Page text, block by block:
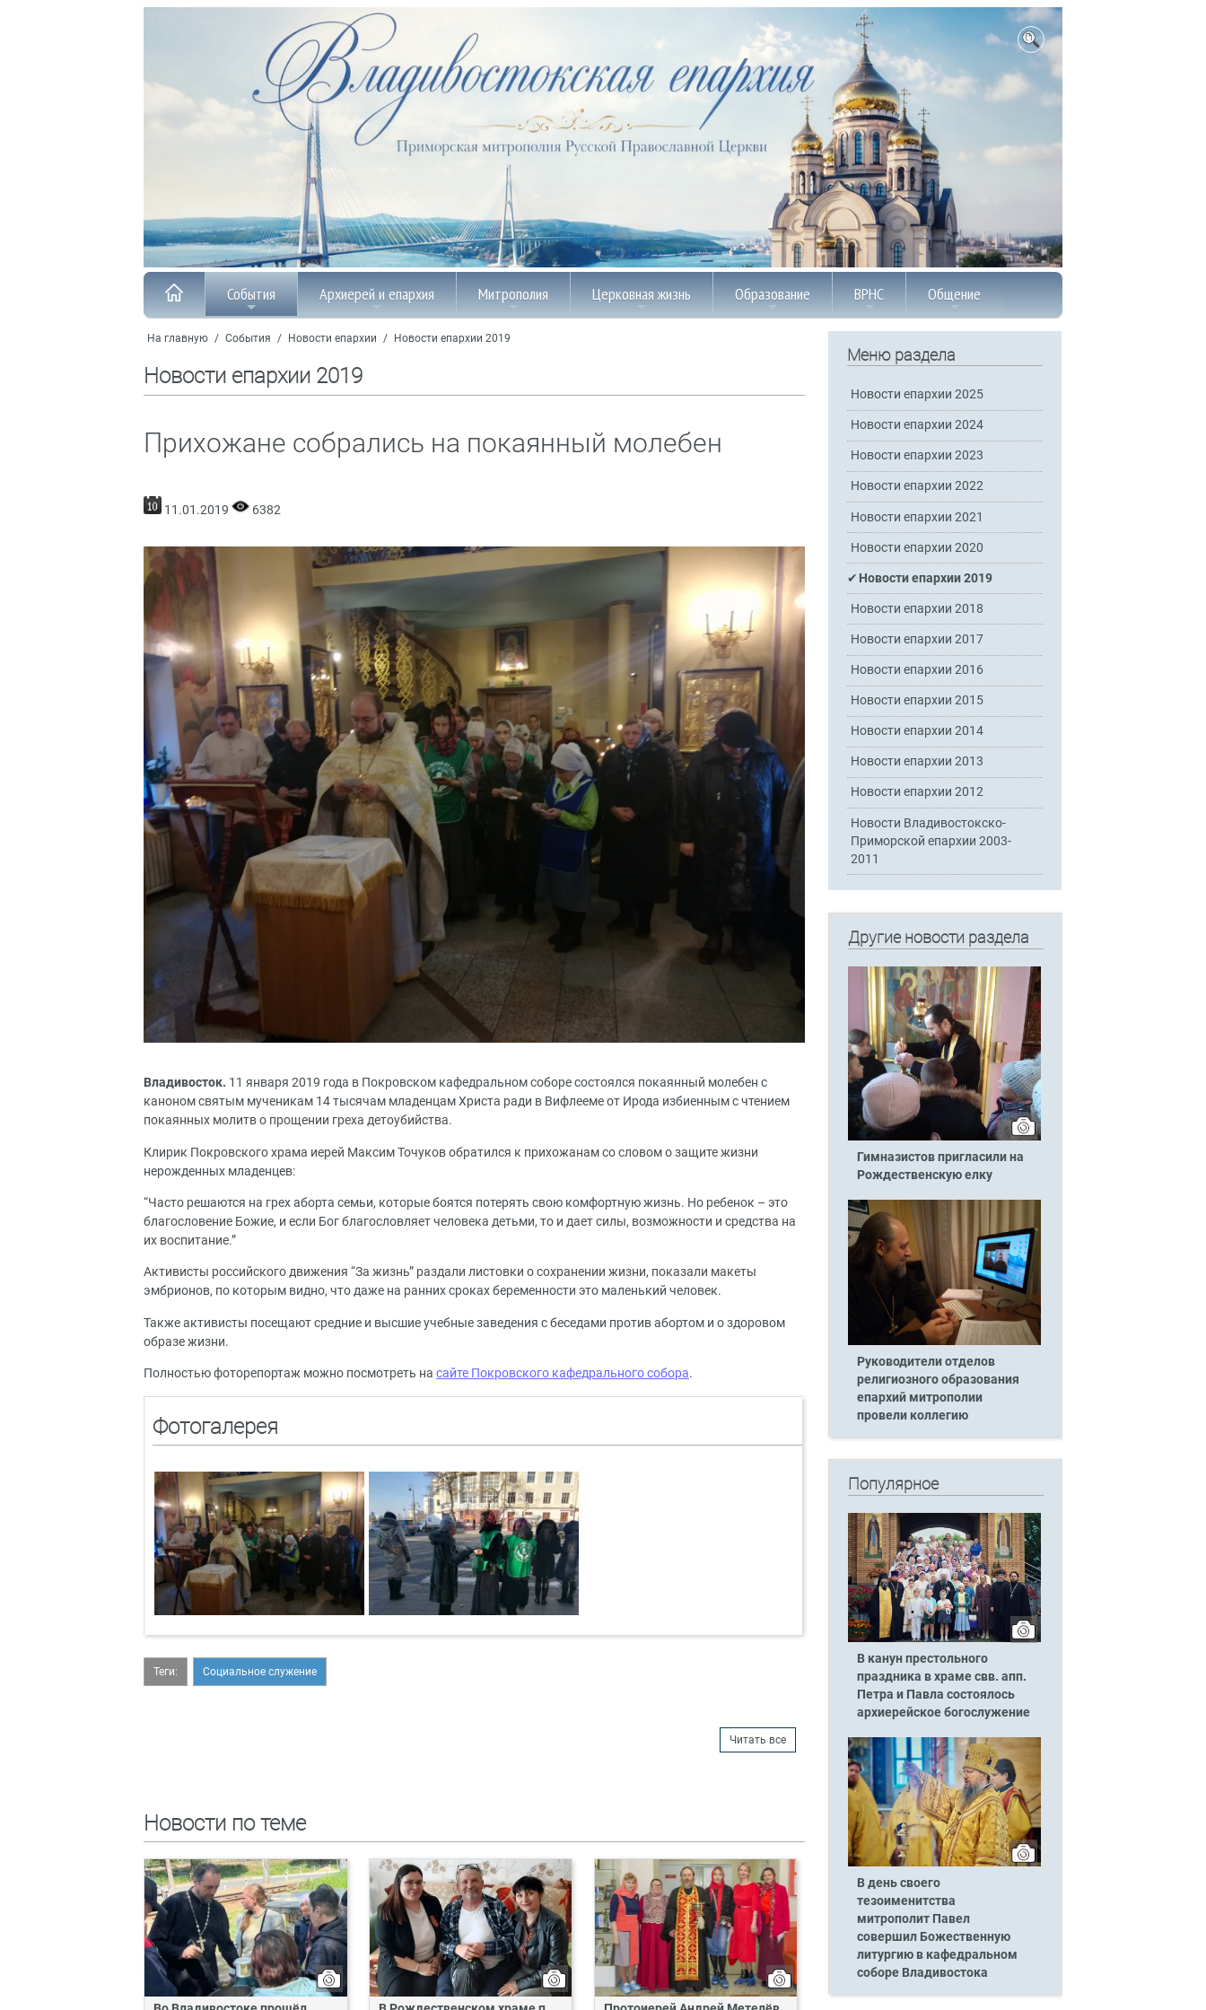
События Архиерей и епархия Митрополия Церковная жизнь Образование ВРНС Общение
На главную / События / Новости епархии / Новости епархии 2019
Новости епархии 2019
Прихожане собрались на покаянный молебен
11.01.2019 6382
Владивосток. 11 января 2019 года в Покровском кафедральном соборе состоялся покаянный молебен с
каноном святым мученикам 14 тысячам младенцам Христа ради в Вифлееме от Ирода избиенным с чтением
покаянных молитв о прощении греха детоубийства.
Клирик Покровского храма иерей Максим Точуков обратился к прихожанам со словом о защите жизни
нерожденных младенцев:
“Часто решаются на грех аборта семьи, которые боятся потерять свою комфортную жизнь. Но ребенок – это
благословение Божие, и если Бог благословляет человека детьми, то и дает силы, возможности и средства на
их воспитание.”
Активисты российского движения “За жизнь” раздали листовки о сохранении жизни, показали макеты
эмбрионов, по которым видно, что даже на ранних сроках беременности это маленький человек.
Также активисты посещают средние и высшие учебные заведения с беседами против абортом и о здоровом
образе жизни.
Полностью фоторепортаж можно посмотреть на сайте Покровского кафедрального собора.
Фотогалерея
Теги: Социальное служение
Читать все
Новости по теме
Меню раздела
Новости епархии 2025
Новости епархии 2024
Новости епархии 2023
Новости епархии 2022
Новости епархии 2021
Новости епархии 2020
Новости епархии 2019
Новости епархии 2018
Новости епархии 2017
Новости епархии 2016
Новости епархии 2015
Новости епархии 2014
Новости епархии 2013
Новости епархии 2012
Новости Владивостокско-
Приморской епархии 2003-
2011
Другие новости раздела
Гимназистов пригласили на
Рождественскую елку
Руководители отделов
религиозного образования
епархий митрополии
провели коллегию
Популярное
В канун престольного
праздника в храме свв. апп.
Петра и Павла состоялось
архиерейское богослужение
В день своего
тезоименитства
митрополит Павел
совершил Божественную
литургию в кафедральном
соборе Владивостока